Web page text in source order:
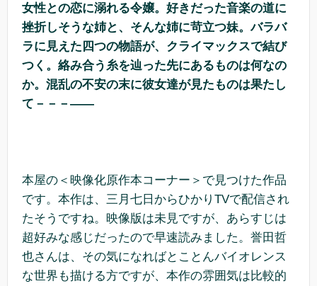
女性との恋に溺れる令嬢。好きだった音楽の道に
挫折しそうな姉と、そんな姉に苛立つ妹。バラバ
ラに見えた四つの物語が、クライマックスで結び
つく。絡み合う糸を辿った先にあるものは何なの
か。混乱の不安の末に彼女達が見たものは果たし
て－－－――
本屋の＜映像化原作本コーナー＞で見つけた作品
です。本作は、三月七日からひかりTVで配信され
たそうですね。映像版は未見ですが、あらすじは
超好みな感じだったので早速読みました。誉田哲
也さんは、その気になればとことんバイオレンス
な世界も描ける方ですが、本作の雰囲気は比較的